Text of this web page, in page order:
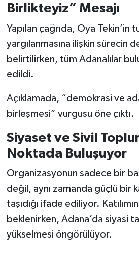
Birlikteyiz” Mesajı
Yapılan çağrıda, Oya Tekin’in
yargılanmasına ilişkin sürecin
belirtilirken, tüm Adanalılar
edildi.
Açıklamada, “demokrasi ve
birleşmesi” vurgusu öne çıktı.
Siyaset ve Sivil
Noktada Buluşuyor
Organizasyonun sadece bir
değil, aynı zamanda güçlü bir
taşıdığı ifade ediliyor.
beklenirken, Adana’da siyasi
yükselmesi öngörülüyor.